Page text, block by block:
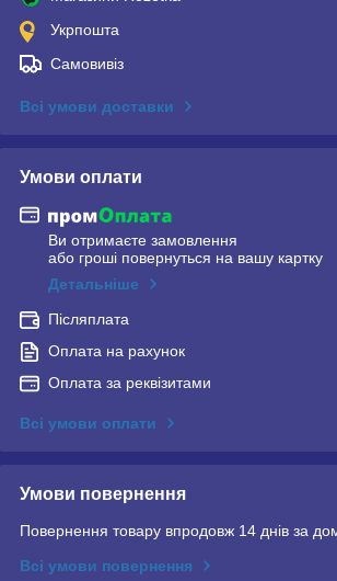
Укрпошта
Самовивіз
Всі умови доставки
Умови оплати
Ви отримаєте замовлення
або гроші повернуться на вашу картку
Детальніше
Післяплата
Оплата на рахунок
Оплата за реквізитами
Всі умови оплати
Умови повернення
Повернення товару впродовж 14 днів за
Всі умови повернення